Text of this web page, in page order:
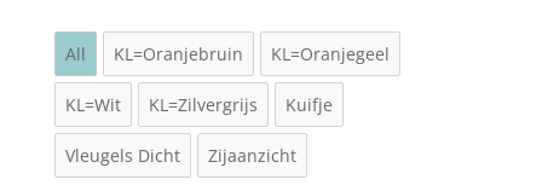
All KL=Oranjebruin KL=Oranjegeel
KL=Wit KL=Zilvergrijs Kuifje
Vleugels Dicht Zijaanzicht